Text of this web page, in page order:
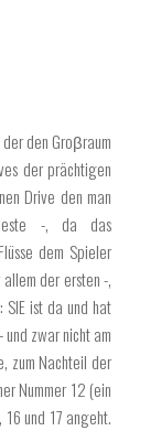
den Groβraum
der prächtigen
Drive den man
-, da das
dem Spieler
der ersten -,
SIE ist da und hat
und zwar nicht am
zum Nachteil der
Nummer 12 (ein
und 17 angeht.